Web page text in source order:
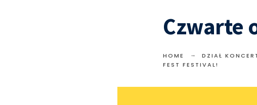
Czwarte
HOME DZIAŁ
FEST FESTIVAL!